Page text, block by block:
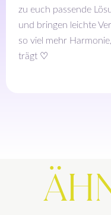
zu euch passende
und bringen leichte
so viel mehr
trägt ♡